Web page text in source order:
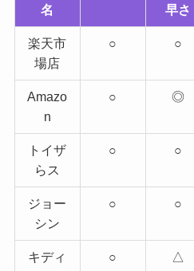
名
早さ
楽天市
場店
○ ○
Amazo
n
○ ◎
トイザ
らス
○ ○
ジョー
シン
○ ○
キディ
○ △